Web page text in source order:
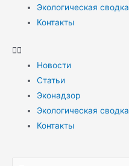
Экологическая сводка
Контакты
Новости
Статьи
Эконадзор
Экологическая сводка
Контакты